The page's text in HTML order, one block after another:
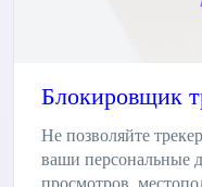
Блокировщик
Не позволяйте
ваши персональные